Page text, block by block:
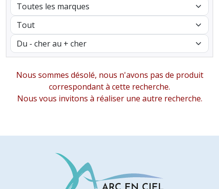
Nous sommes désolé, nous n'avons pas de produit
correspondant à cette recherche.
Nous vous invitons à réaliser une autre recherche.